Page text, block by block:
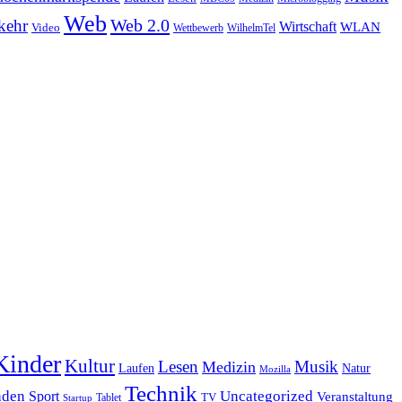
Video Web Web 2.0 Wettbewerb WilhelmTel Wirtschaft WLAN
Kultur Laufen Lesen Medizin Mozilla Musik Natur
Sport Startup Tablet Technik TV Uncategorized Veranstaltung